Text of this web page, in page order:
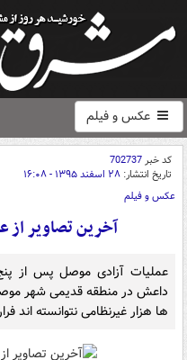
عکس و فیلم
کد خبر702737
تاریخ انتشار: ۲۸ اسفند ۱۳۹۵ - ۱۶:۰۸
عکس و فیلم
آخرین تصاویر از
عملیات آزادی موصل پس از
داعش در منطقه قدیمی شهر
ها هزار غیرنظامی نتوانسته اند